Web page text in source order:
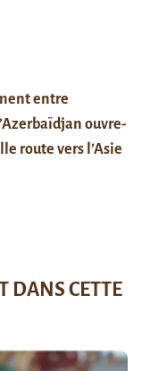
entre
ouvre-
route vers l’Asie
DANS CETTE